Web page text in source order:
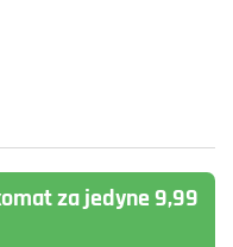
za jedyne 9,99